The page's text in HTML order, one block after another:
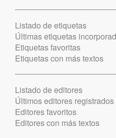
Listado de etiquetas
Últimas etiquetas
Etiquetas favoritas
Etiquetas con más textos
Listado de editores
Últimos editores registrados
Editores favoritos
Editores con más textos